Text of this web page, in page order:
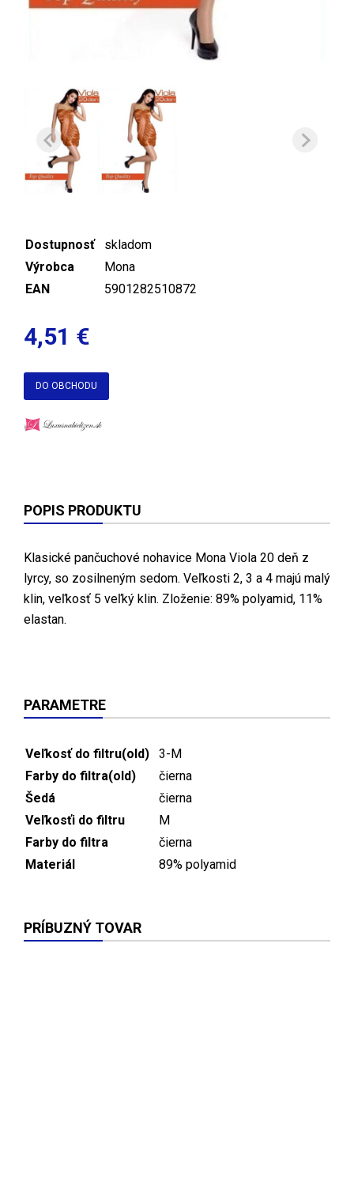
Dostupnosť
skladom
Výrobca
Mona
EAN
5901282510872
4,51 €
DO OBCHODU
POPIS PRODUKTU
Klasické pančuchové nohavice Mona Viola 20 deň z
lyrcy, so zosilneným sedom. Veľkosti 2, 3 a 4 majú malý
klin, veľkosť 5 veľký klin. Zloženie: 89% polyamid, 11%
elastan.
PARAMETRE
Veľkosť do filtru(old)
3-M
Farby do filtra(old)
čierna
Šedá
čierna
Veľkosťi do filtru
M
Farby do filtra
čierna
Materiál
89% polyamid
PRÍBUZNÝ TOVAR